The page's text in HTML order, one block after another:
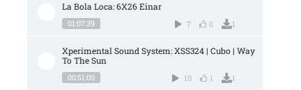
La Bola Loca: 6X26 Einar
01:07:39 7 0 1
Xperimental Sound System: XSS324 | Cubo | Way
To The Sun
00:51:00 10 1 1